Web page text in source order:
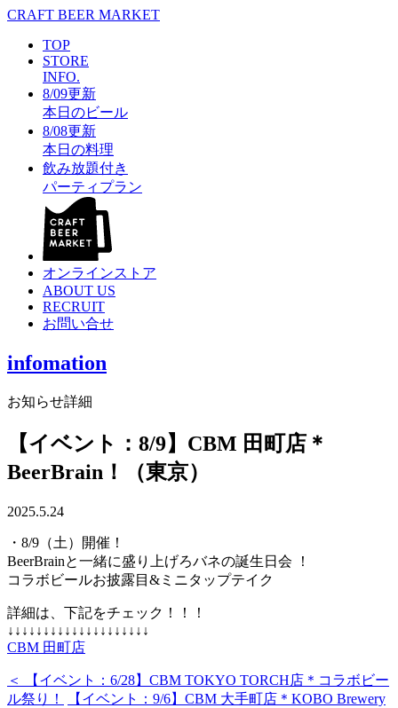
CRAFT BEER MARKET
TOP
STORE
INFO.
8/09更新
本日のビール
8/08更新
本日の料理
飲み放題付き
パーティプラン
オンラインストア
ABOUT US
RECRUIT
お問い合せ
infomation
お知らせ詳細
【イベント：8/9】CBM 田町店＊
BeerBrain！（東京）
2025.5.24
・8/9（土）開催！
BeerBrainと一緒に盛り上げろバネの誕生日会 ！
コラボビールお披露目&ミニタップテイク
詳細は、下記をチェック！！！
↓↓↓↓↓↓↓↓↓↓↓↓↓↓↓↓↓↓↓↓
CBM 田町店
＜ 【イベント：6/28】CBM TOKYO TORCH店＊コラボビー
ル祭り！
【イベント：9/6】CBM 大手町店＊KOBO Brewery